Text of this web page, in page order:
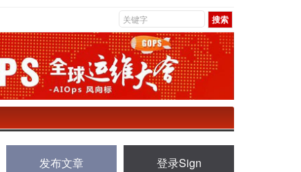
发布文章 登录Sign